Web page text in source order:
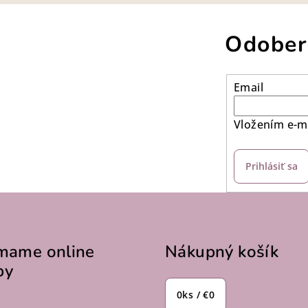
Email
Vložením e-
Prihlásiť sa
online
Nákupný košík
0ks /€0